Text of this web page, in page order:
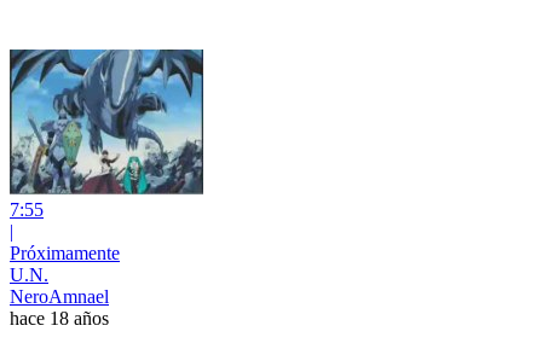
7:55
|
Próximamente
U.N.
NeroAmnael
hace 18 años